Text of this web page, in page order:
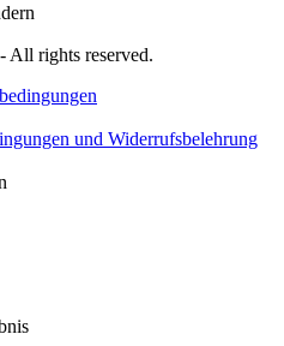
- All rights reserved.
und Widerrufsbelehrung